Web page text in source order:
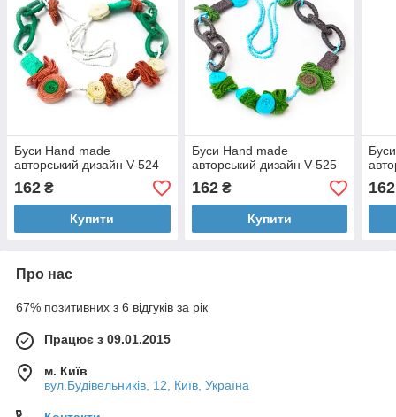
Буси Hand made
авторський дизайн V-524
162 ₴
Купити
Буси Hand made
авторський дизайн V-525
162₴
Купити
162
Про нас
67% позитивних з 6 відгуків за рік
Працює з 09.01.2015
м. Київ
вул.Будівельників, 12, Київ, Україна